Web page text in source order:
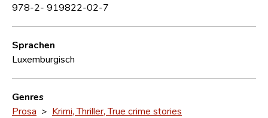
978-2- 919822-02-7
Sprachen
Luxemburgisch
Genres
Prosa > Krimi, Thriller, True crime stories